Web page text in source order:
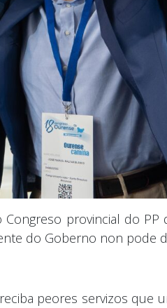
provincial do
do Goberno non pode
peores servizos que